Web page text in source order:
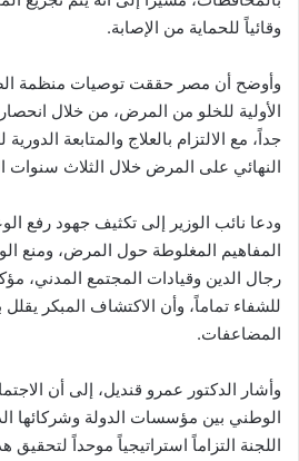
وقائياً للحماية من الإصابة.
وأوضح أن مصر حققت توصيات منظمة
الأولية للخلو من المرض، من خلال انحصار
جداً، مع الالتزام بالعلاج والمتابعة
النهائي على المرض خلال الثلاث سنوات
ودعا نائب الوزير إلى تكثيف جهود رفع
المفاهيم المغلوطة حول المرض، ومنع
رجال الدين وقيادات المجتمع المدني،
للشفاء تماماً، وأن الاكتشاف المبكر
المضاعفات.
وأشار الدكتور عمرو قنديل، إلى أن
الوطني بين مؤسسات الدولة وشركائها
اللجنة التزاماً استراتيجياً موحداً